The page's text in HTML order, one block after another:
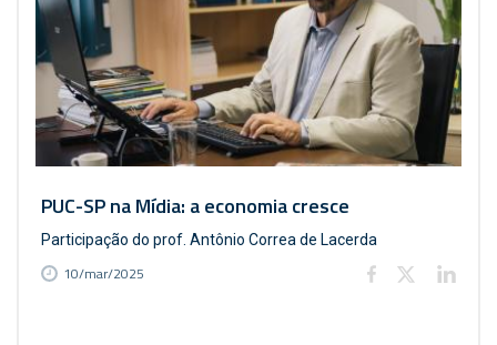
PUC-SP na Mídia: a economia cresce
Participação do prof. Antônio Correa de Lacerda
10/mar/2025